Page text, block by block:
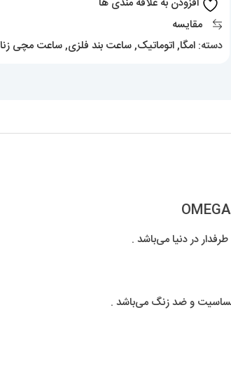
020419
مقایسه
دسته: امگا,اتوماتیک,ساعت بند فلزی,ساعت مچی
در دنیا می‌باشد .
و ضد زنگ می‌باشد .